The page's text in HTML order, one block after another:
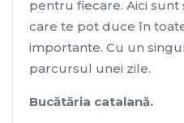
pentru fiecare. Aici
care te pot duce în
importante. Cu un
parcursul unei zile.
Bucătăria catalană.